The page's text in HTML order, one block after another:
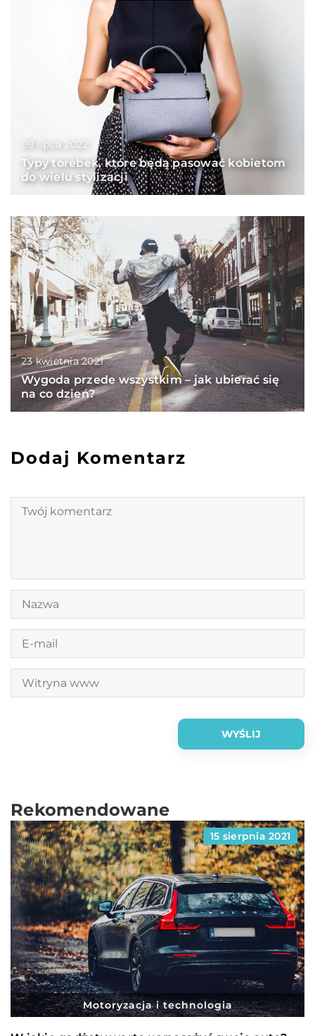
09 lipca 2022
Typy torebek, które będą pasować kobietom
do wielu stylizacji
23 kwietnia 2021
Wygoda przede wszystkim – jak ubierać się
na co dzień?
Dodaj Komentarz
Rekomendowane
15 sierpnia 2021
Motoryzacja i technologia